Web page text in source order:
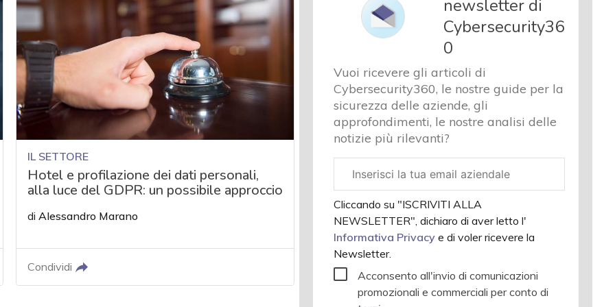
e analisi
sicurezza
Corsi
cybersecurity
Chi
siamo
IL SETTORE
Hotel e profilazione dei dati personali,
alla luce del GDPR: un possibile approccio
diAlessandro Marano
Condividi
newsletter di
Cybersecurity36
0
Vuoi ricevere gli articoli di
Cybersecurity360, le nostre guide per la
sicurezza delle aziende, gli
approfondimenti, le nostre analisi delle
notizie più rilevanti?
aziendale
Cliccando su "ISCRIVITI ALLA
NEWSLETTER", dichiaro di aver letto l'
Informativa Privacye di voler ricevere la
Newsletter.
Acconsento all'invio di comunicazioni
promozionali e commerciali per conto di